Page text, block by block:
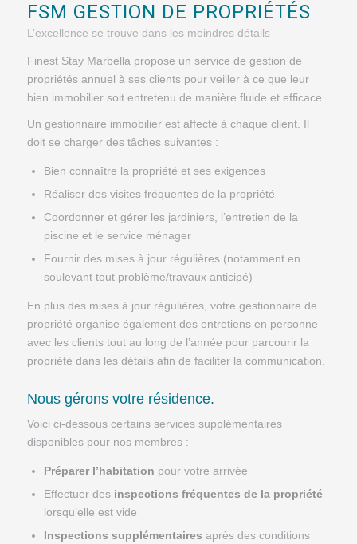
FSM GESTION DE PROPRIÉTÉS
L’excellence se trouve dans les moindres détails
Finest Stay Marbella propose un service de gestion de
propriétés annuel à ses clients pour veiller à ce que leur
bien immobilier soit entretenu de manière fluide et efficace.
Un gestionnaire immobilier est affecté à chaque client. Il
doit se charger des tâches suivantes :
Bien connaître la propriété et ses exigences
Réaliser des visites fréquentes de la propriété
Coordonner et gérer les jardiniers, l’entretien de la
piscine et le service ménager
Fournir des mises à jour régulières (notamment en
soulevant tout problème/travaux anticipé)
En plus des mises à jour régulières, votre gestionnaire de
propriété organise également des entretiens en personne
avec les clients tout au long de l’année pour parcourir la
propriété dans les détails afin de faciliter la communication.
Nous gérons votre résidence.
Voici ci-dessous certains services supplémentaires
disponibles pour nos membres :
Préparer l’habitation pour votre arrivée
Effectuer des inspections fréquentes de la propriété
lorsqu’elle est vide
Inspections supplémentaires après des conditions